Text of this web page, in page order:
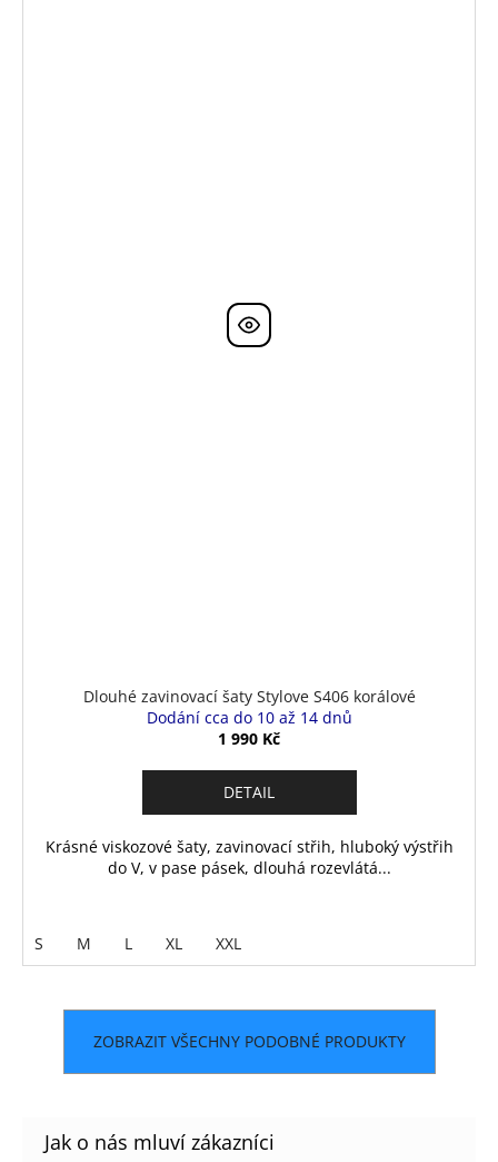
Dlouhé zavinovací šaty Stylove S406 korálové
Dodání cca do 10 až 14 dnů
1 990 Kč
DETAIL
Krásné viskozové šaty, zavinovací střih, hluboký výstřih
do V, v pase pásek, dlouhá rozevlátá...
S M L XL XXL
ZOBRAZIT VŠECHNY PODOBNÉ PRODUKTY